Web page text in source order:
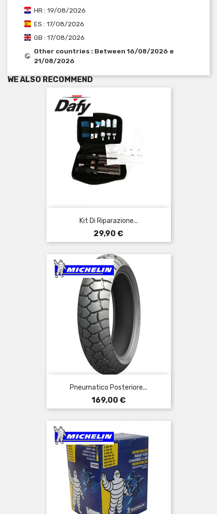
HR : 19/08/2026
ES : 17/08/2026
GB : 17/08/2026
Other countries : Between 16/08/2026 e
21/08/2026
WE ALSO RECOMMEND
Kit Di Riparazione...
Prezzo
29,90 €
Pneumatico Posteriore...
Prezzo
169,00 €